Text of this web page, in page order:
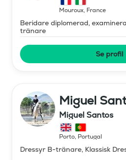
Mouroux, France
Beridare diplomerad,
tränare
Se profil
Miguel
Miguel Santos
Porto, Portugal
Dressyr B-tränare, Klassisk